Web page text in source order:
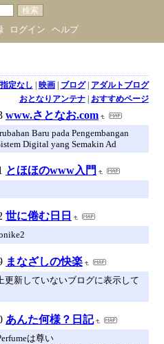
ログイン ヘルプ
定なし | 映画| ブログ| アダルトブログ
おとなりアンテナ| おすすめページ
www.さとなお.com
Baru pada Pengembangan
Digital yang Semakin Ad
とほほのwww入門
世に倦む日日
まなざしの快楽
更新していないブログに表示して
あんた何様？日記
は尊い